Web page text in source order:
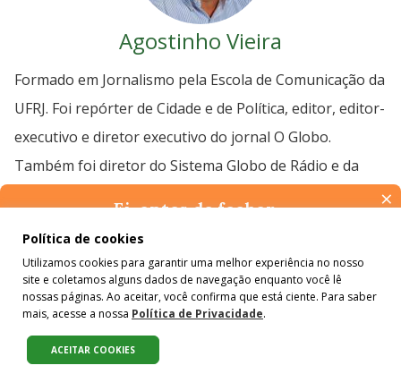
Agostinho Vieira
Formado em Jornalismo pela Escola de Comunicação da
UFRJ. Foi repórter de Cidade e de Política, editor, editor-
executivo e diretor executivo do jornal O Globo.
Também foi diretor do Sistema Globo de Rádio e da
Negócios pelo Insead (Instituto Europeu de
Administração de Negócios) e em Gestão Ambiental
pela Coppe/UFRJ. É um dos criadores do Projeto
#Colabora.Compartilhe:
Política de cookies
Utilizamos cookies para garantir uma melhor experiência no nosso
site e coletamos alguns dados de navegação enquanto você lê
nossas páginas. Ao aceitar, você confirma que está ciente. Para saber
mais, acesse a nossa Política de Privacidade.
ACEITAR COOKIES
×
Ei, antes de fechar…
Pense na importância de manter-se informado(a). Quer ter
colunistas e reportagens especiais? Receba a nossa newsletter.
É de graça :)